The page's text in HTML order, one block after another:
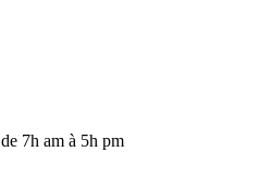
7h am à 5h pm